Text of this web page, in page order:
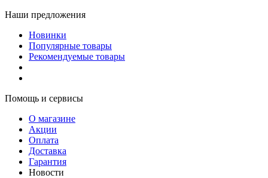
Наши предложения
Новинки
Популярные товары
Рекомендуемые товары
Помощь и сервисы
О магазине
Акции
Оплата
Доставка
Гарантия
Новости